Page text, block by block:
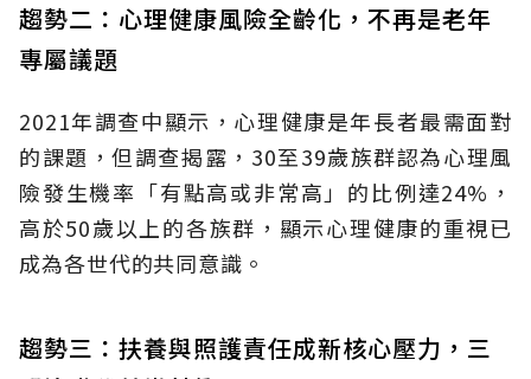
趨勢二：心理健康風險全齡化，不再是老年
專屬議題
2021年調查中顯示，心理健康是年長者最需面對
的課題，但調查揭露，30至39歲族群認為心理風
險發生機率「有點高或非常高」的比例達24%，
高於50歲以上的各族群，顯示心理健康的重視已
成為各世代的共同意識。
趨勢三：扶養與照護責任成新核心壓力，三